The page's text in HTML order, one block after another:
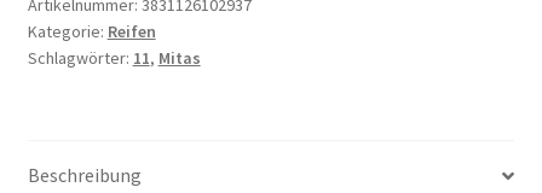
Kategorie: Reifen
Schlagwörter: 11, Mitas
Beschreibung